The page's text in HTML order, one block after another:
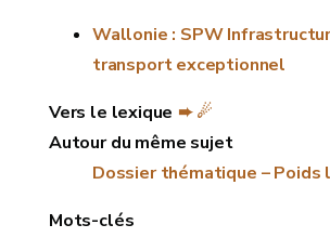
Wallonie : SPW
transport exceptionnel
Vers le lexique ➨ ☄
Autour du même sujet
Dossier thématique – Poids
Mots-clés